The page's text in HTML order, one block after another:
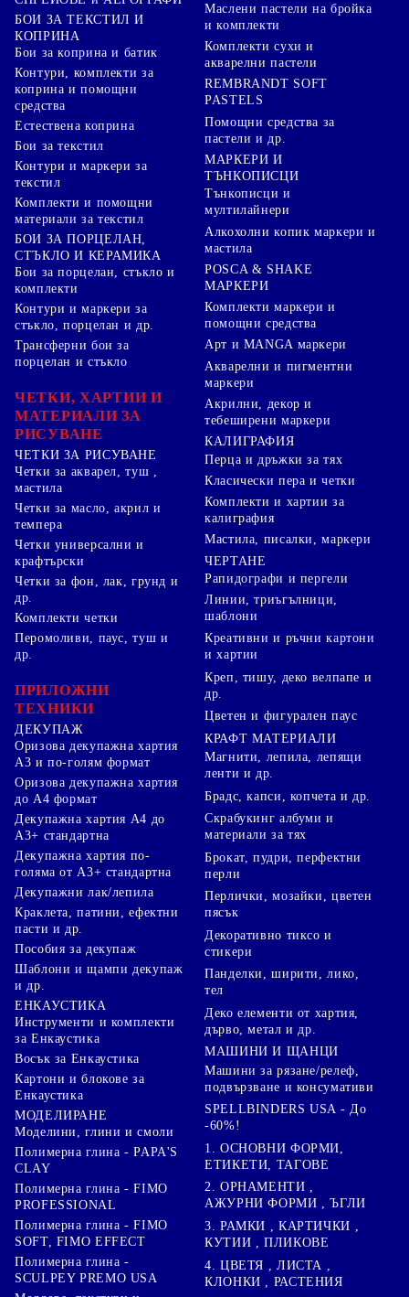
БОИ ЗА ТЕКСТИЛ И
КОПРИНА
Бои за коприна и батик
Контури, комплекти за
коприна и помощни
средства
Естествена коприна
Бои за текстил
Контури и маркери за
текстил
Комплекти и помощни
материали за текстил
БОИ ЗА ПОРЦЕЛАН,
СТЪКЛО И КЕРАМИКА
Бои за порцелан, стъкло и
комплекти
Контури и маркери за
стъкло, порцелан и др.
Трансферни бои за
порцелан и стъкло
ЧЕТКИ, ХАРТИИ И
МАТЕРИАЛИ ЗА
РИСУВАНЕ
ЧЕТКИ ЗА РИСУВАНЕ
Четки за акварел, туш ,
мастила
Четки за масло, акрил и
темпера
Четки универсални и
крафтърски
Четки за фон, лак, грунд и
др.
Комплекти четки
Маслени пастели на бройка
и комплекти
Комплекти сухи и
акварелни пастели
REMBRANDT SOFT
PASTELS
Помощни средства за
пастели и др.
МАРКЕРИ И
ТЪНКОПИСЦИ
Тънкописци и
мултилайнери
Алкохолни копик маркери и
мастила
POSCA & SHAKE
МАРКЕРИ
Комплекти маркери и
помощни средства
Арт и MANGA маркери
Акварелни и пигментни
маркери
Акрилни, декор и
тебеширени маркери
КАЛИГРАФИЯ
Перца и дръжки за тях
Класически пера и четки
Комплекти и хартии за
калиграфия
Мастила, писалки, маркери
ЧЕРТАНЕ
Рапидографи и пергели
Линии, триъгълници,
шаблони
Перомоливи, паус, туш и
др.
ПРИЛОЖНИ
ТЕХНИКИ
ДЕКУПАЖ
Оризова декупажна хартия
А3 и по-голям формат
Оризова декупажна хартия
до А4 формат
Декупажна хартия А4 до
А3+ стандартна
Декупажна хартия по-
голяма от А3+ стандартна
Декупажни лак/лепила
Краклета, патини, ефектни
пасти и др.
Пособия за декупаж
Шаблони и щампи декупаж
и др.
ЕНКАУСТИКА
Инструменти и комплекти
за Енкаустика
Восък за Енкаустика
Картони и блокове за
Енкаустика
МОДЕЛИРАНЕ
Моделини, глини и смоли
Полимерна глина - PAPA'S
CLAY
Полимерна глина - FIMO
PROFESSIONAL
Полимерна глина - FIMO
SOFT, FIMO EFFECT
Полимерна глина -
SCULPEY PREMO USA
Креативни и ръчни картони
и хартии
Креп, тишу, деко велпапе и
др.
Цветен и фигурален паус
КРАФТ МАТЕРИАЛИ
Магнити, лепила, лепящи
ленти и др.
Брадс, капси, копчета и др.
Скрабукинг албуми и
материали за тях
Брокат, пудри, перфектни
перли
Перлички, мозайки, цветен
пясък
Декоративно тиксо и
стикери
Панделки, ширити, лико,
тел
Деко елементи от хартия,
дърво, метал и др.
МАШИНИ И ЩАНЦИ
Машини за рязане/релеф,
подвързване и консумативи
SPELLBINDERS USA - До
-60%!
1. ОСНОВНИ ФОРМИ,
ЕТИКЕТИ, ТАГОВЕ
2. ОРНАМЕНТИ ,
АЖУРНИ ФОРМИ , ЪГЛИ
3. РАМКИ , КАРТИЧКИ ,
КУТИИ , ПЛИКОВЕ
4. ЦВЕТЯ , ЛИСТА ,
КЛОНКИ , РАСТЕНИЯ